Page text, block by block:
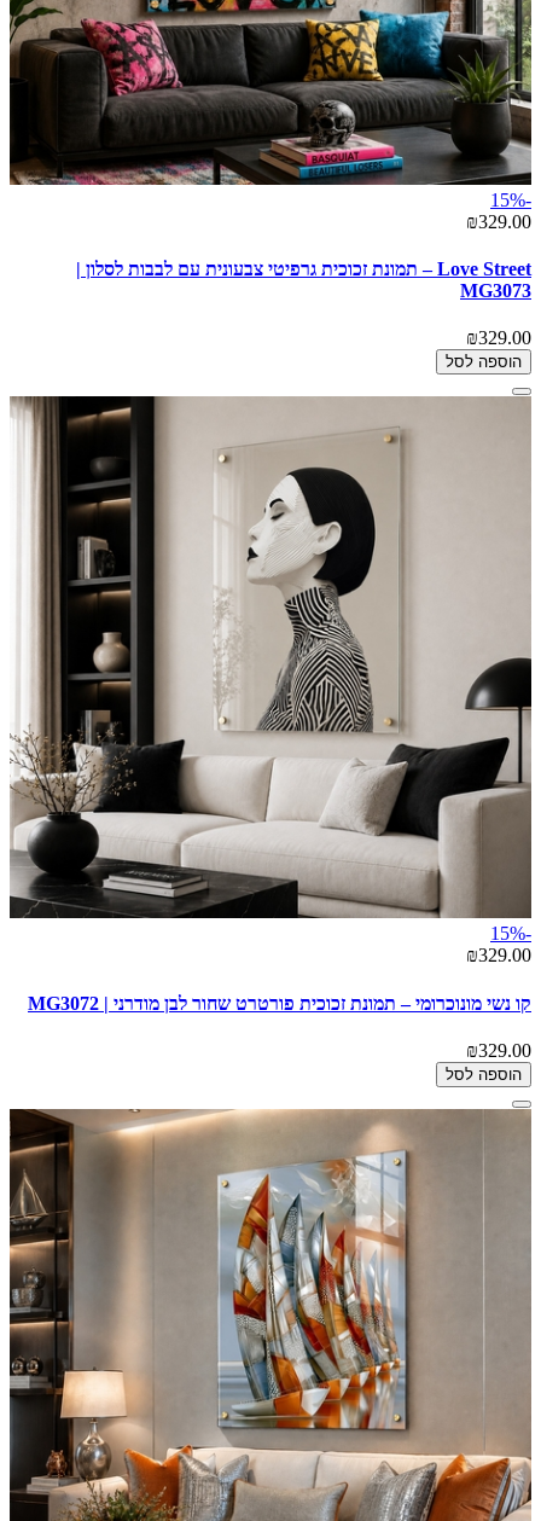
-15%
₪329.00
Love Street – תמונת זכוכית גרפיטי צבעונית עם לבבות לסלון |
MG3073
₪329.00
הוספה לסל
-15%
₪329.00
קו נשי מונוכרומי – תמונת זכוכית פורטרט שחור לבן מודרני | MG3072
₪329.00
הוספה לסל